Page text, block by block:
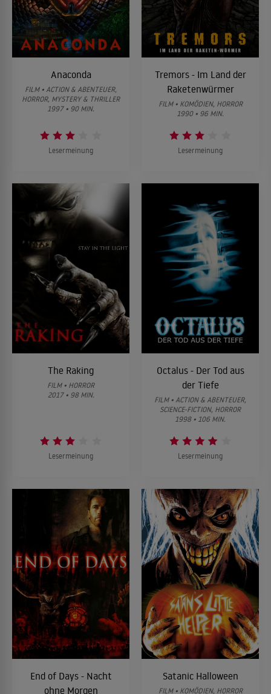
Anaconda
FILM • ACTION & ABENTEUER,
HORROR, MYSTERY & THRILLER
1997 • 90 MIN.
Lesermeinung
Tremors - Im Land der
Raketenwürmer
FILM • KOMÖDIEN, HORROR
1990 • 96 MIN.
Lesermeinung
The Raking
FILM • HORROR
2017 • 98 MIN.
Lesermeinung
Octalus - Der Tod aus
der Tiefe
FILM • ACTION & ABENTEUER,
SCIENCE-FICTION, HORROR
1998 • 106 MIN.
Lesermeinung
End of Days - Nacht
ohne Morgen
Satanic Halloween
FILM • KOMÖDIEN, HORROR